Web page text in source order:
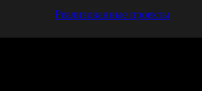
Реализованные проекты